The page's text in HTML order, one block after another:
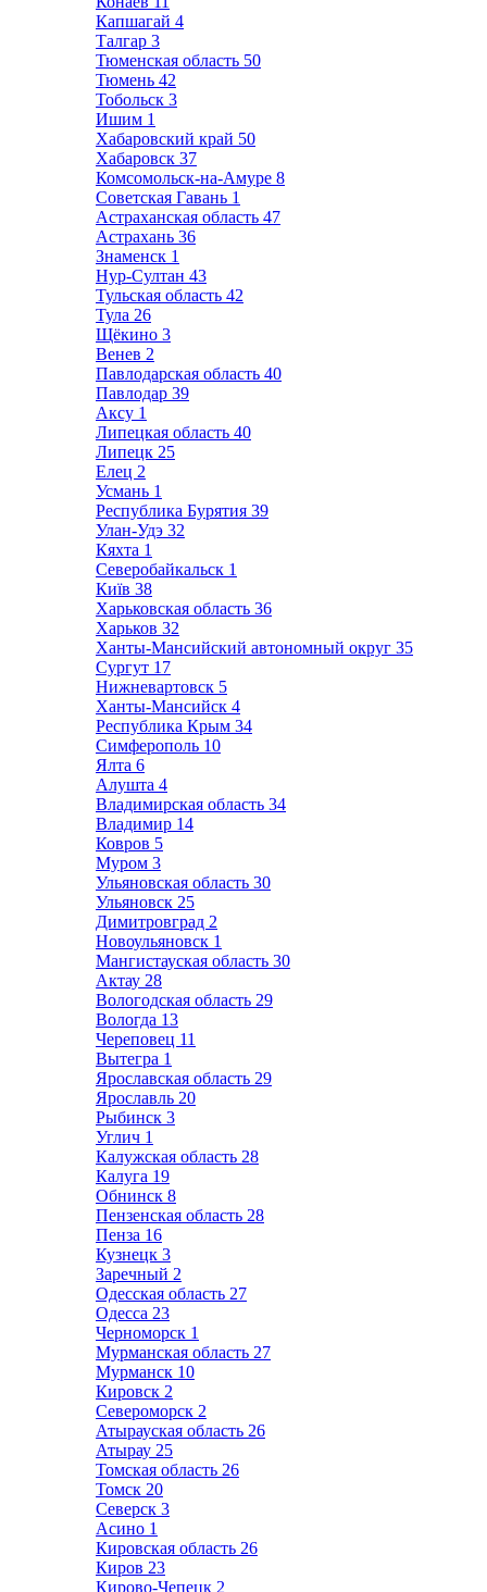
Капшагай 4
Талгар 3
Тюменская область 50
Тюмень 42
Тобольск 3
Ишим 1
Хабаровский край 50
Хабаровск 37
Комсомольск-на-Амуре 8
Советская Гавань 1
Астраханская область 47
Астрахань 36
Знаменск 1
Нур-Султан 43
Тульская область 42
Тула 26
Щёкино 3
Венев 2
Павлодарская область 40
Павлодар 39
Аксу 1
Липецкая область 40
Липецк 25
Елец 2
Усмань 1
Республика Бурятия 39
Улан-Удэ 32
Кяхта 1
Северобайкальск 1
Київ 38
Харьковская область 36
Харьков 32
Ханты-Мансийский автономный округ 35
Сургут 17
Нижневартовск 5
Ханты-Мансийск 4
Республика Крым 34
Симферополь 10
Ялта 6
Алушта 4
Владимирская область 34
Владимир 14
Ковров 5
Муром 3
Ульяновская область 30
Ульяновск 25
Димитровград 2
Новоульяновск 1
Мангистауская область 30
Актау 28
Вологодская область 29
Вологда 13
Череповец 11
Вытегра 1
Ярославская область 29
Ярославль 20
Рыбинск 3
Углич 1
Калужская область 28
Калуга 19
Обнинск 8
Пензенская область 28
Пенза 16
Кузнецк 3
Заречный 2
Одесская область 27
Одесса 23
Черноморск 1
Мурманская область 27
Мурманск 10
Кировск 2
Североморск 2
Атырауская область 26
Атырау 25
Томская область 26
Томск 20
Северск 3
Асино 1
Кировская область 26
Киров 23
Кирово-Чепецк 2